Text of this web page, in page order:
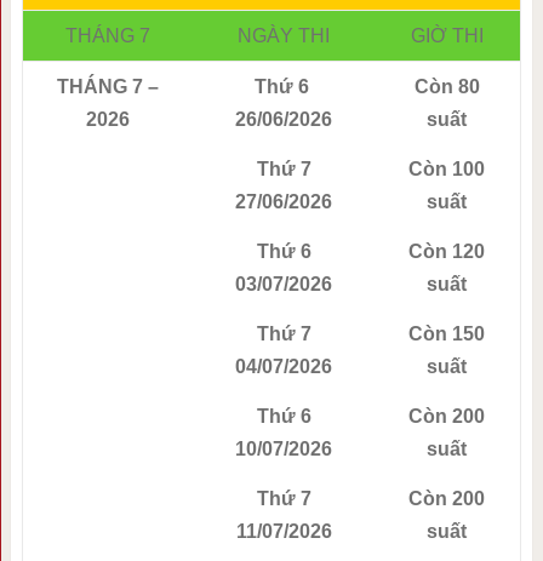
THÁNG 7 NGÀY THI GIỜ THI
THÁNG 7 –
2026
Thứ 6
26/06/2026
Còn 80
suất
Thứ 7
27/06/2026
Còn 100
suất
Thứ 6
03/07/2026
Còn 120
suất
Thứ 7
04/07/2026
Còn 150
suất
Thứ 6
10/07/2026
Còn 200
suất
Thứ 7
11/07/2026
Còn 200
suất